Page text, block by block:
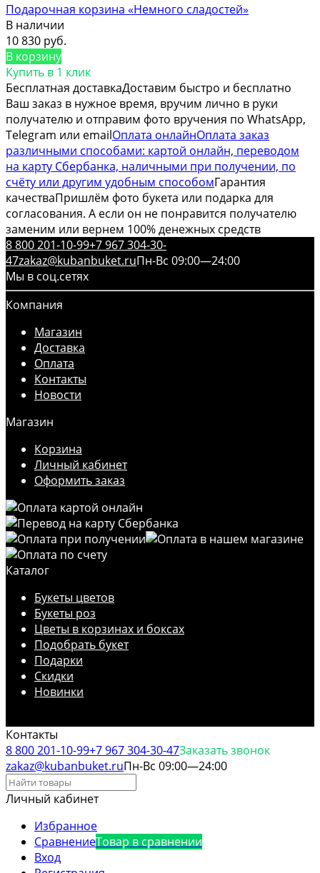
Подарочная корзина «Немного сладостей»
В наличии
10 830 руб.
В корзину
Купить в 1 клик
Бесплатная доставкаДоставим быстро и бесплатно
Ваш заказ в нужное время, вручим лично в руки
получателю и отправим фото вручения по WhatsApp,
Telegram или emailОплата онлайнОплата заказ
различными способами: картой онлайн, переводом
на карту Сбербанка, наличными при получении, по
счёту или другим удобным способомГарантия
качестваПришлём фото букета или подарка для
согласования. А если он не понравится получателю
заменим или вернем 100% денежных средств
8 800 201-10-99+7 967 304-30-
47zakaz@kubanbuket.ruПн-Вс 09:00—24:00
Мы в соц.сетях
Компания
Магазин
Доставка
Оплата
Контакты
Новости
Магазин
Корзина
Личный кабинет
Оформить заказ
Каталог
Букеты цветов
Букеты роз
Цветы в корзинах и боксах
Подобрать букет
Подарки
Скидки
Новинки
Контакты
8 800 201-10-99+7 967 304-30-47Заказать звонок
zakaz@kubanbuket.ruПн-Вс 09:00—24:00
Личный кабинет
Избранное
СравнениеТовар в сравнении
Вход